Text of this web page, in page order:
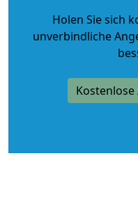
Holen Sie sich
unverbindliche